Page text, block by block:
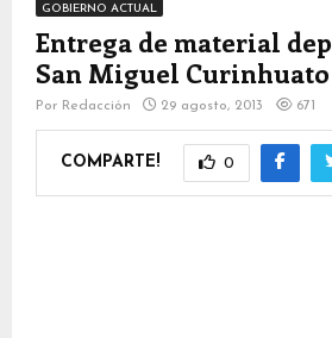
GOBIERNO ACTUAL
Entrega de material
San Miguel Curinhuato
Por Redacción 29 agosto, 2013 671
COMPARTE! 0